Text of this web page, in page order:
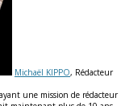
Michaël KIPPO, Rédacteur
une mission de rédacteur